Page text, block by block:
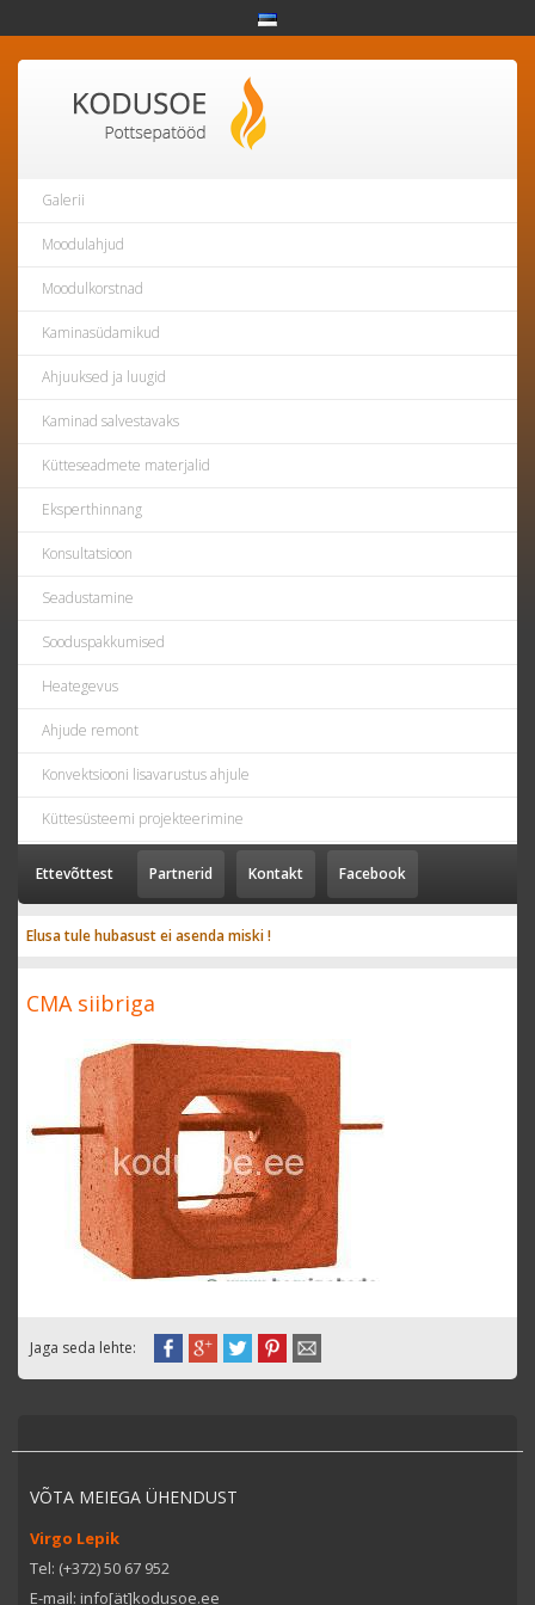
Galerii
Moodulahjud
Moodulkorstnad
Kaminasüdamikud
Ahjuuksed ja luugid
Kaminad salvestavaks
Kütteseadmete materjalid
Eksperthinnang
Konsultatsioon
Seadustamine
Sooduspakkumised
Heategevus
Ahjude remont
Konvektsiooni lisavarustus ahjule
Küttesüsteemi projekteerimine
Ettevõttest Partnerid Kontakt Facebook
Elusa tule hubasust ei asenda miski !
CMA siibriga
Jaga seda lehte:
VÕTA MEIEGA ÜHENDUST
Virgo Lepik
Tel: (+372) 50 67 952
E-mail: info[ät]kodusoe.ee